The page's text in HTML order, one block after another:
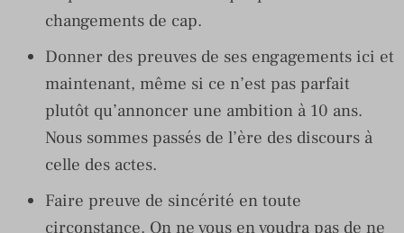
changements de cap.
Donner des preuves de ses engagements ici et
maintenant, même si ce n’est pas parfait
plutôt qu’annoncer une ambition à 10 ans.
Nous sommes passés de l’ère des discours à
celle des actes.
Faire preuve de sincérité en toute
circonstance. On ne vous en voudra pas de ne